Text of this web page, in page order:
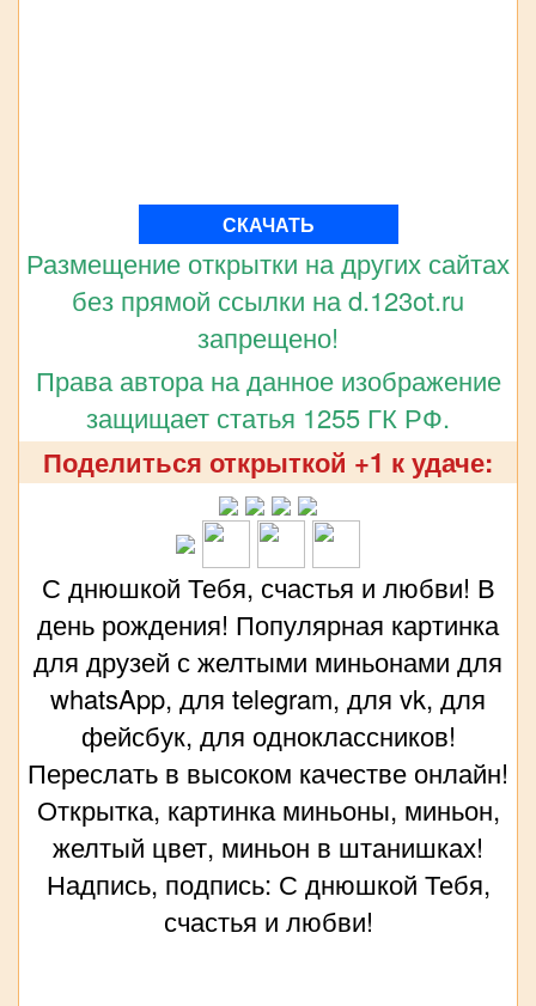
СКАЧАТЬ
Размещение открытки на других сайтах
без прямой ссылки на d.123ot.ru
запрещено!
Права автора на данное изображение
защищает статья 1255 ГК РФ.
Поделиться открыткой +1 к удаче:
С днюшкой Тебя, счастья и любви! В
день рождения! Популярная картинка
для друзей с желтыми миньонами для
whatsApp, для telegram, для vk, для
фейсбук, для одноклассников!
Переслать в высоком качестве онлайн!
Открытка, картинка миньоны, миньон,
желтый цвет, миньон в штанишках!
Надпись, подпись: С днюшкой Тебя,
счастья и любви!